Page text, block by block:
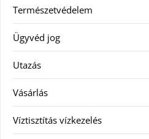
Természetvédelem
Ügyvéd jog
Utazás
Vásárlás
Víztisztítás vízkezelés